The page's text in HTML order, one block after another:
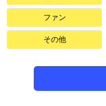
ファン
その他